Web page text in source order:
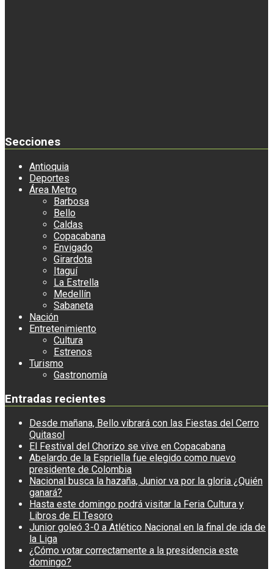
Secciones
Antioquia
Deportes
Área Metro
Barbosa
Bello
Caldas
Copacabana
Envigado
Girardota
Itaguí
La Estrella
Medellín
Sabaneta
Nación
Entretenimiento
Cultura
Estrenos
Turismo
Gastronomía
Entradas recientes
Desde mañana, Bello vibrará con las Fiestas del Cerro
Quitasol
El Festival del Chorizo se vive en Copacabana
Abelardo de la Espriella fue elegido como nuevo
presidente de Colombia
Nacional busca la hazaña, Junior va por la gloria ¿Quién
ganará?
Hasta este domingo podrá visitar la Feria Cultura y
Libros de El Tesoro
Junior goleó 3-0 a Atlético Nacional en la final de ida de
la Liga
¿Cómo votar correctamente a la presidencia este
domingo?